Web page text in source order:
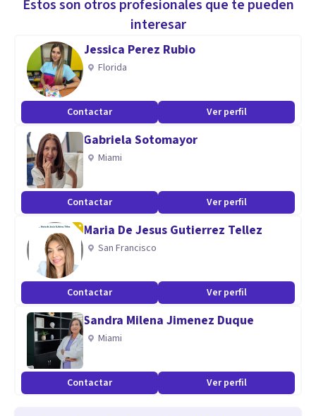
Magister en psicologia clinica graduado en la Universidad
Nacional Mayor de San Marcos. Licenciado en Psicologia.
Psicoterapeuta integrativo.
Estos son otros profesionales que te pueden
interesar
Jessica Perez Rubio
Florida
Contactar Ver perfil
Gabriela Sotomayor
Miami
Contactar Ver perfil
Maria De Jesus Gutierrez Tellez
San Francisco
Contactar Ver perfil
Sandra Milena Jimenez Duque
Miami
Contactar Ver perfil